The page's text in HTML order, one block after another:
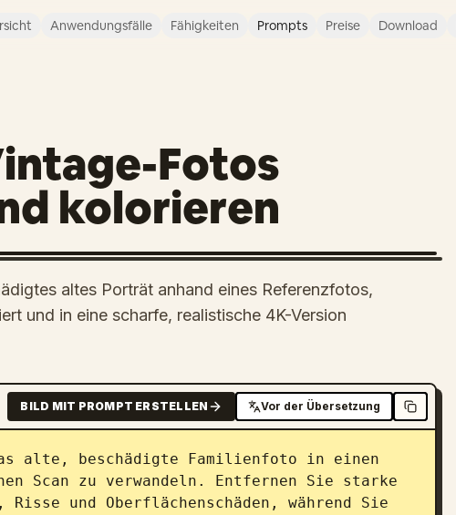
Anwendungsfälle Fähigkeiten Prompts Preise Download
Fotos
kolorieren
altes Porträt anhand eines Referenzfotos,
und in eine scharfe, realistische 4K-Version
BILD MIT PROMPT ERSTELLEN Vor der Übersetzung
das alte, beschädigte Familienfoto in einen
Scan zu verwandeln. Entfernen Sie starke
und Oberflächenschäden, während Sie